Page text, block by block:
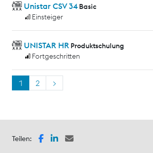
Unistar CSV 34 Basic
Einsteiger
UNISTAR HR Produktschulung
Fortgeschritten
1 2 >
Teilen: